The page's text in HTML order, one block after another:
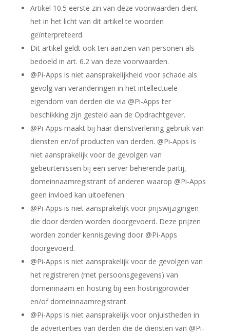
Artikel 10.5 eerste zin van deze voorwaarden dient
het in het licht van dit artikel te woorden
geïnterpreteerd.
Dit artikel geldt ook ten aanzien van personen als
bedoeld in art. 6.2 van deze voorwaarden.
@Pi-Apps is niet aansprakelijkheid voor schade als
gevolg van veranderingen in het intellectuele
eigendom van derden die via @Pi-Apps ter
beschikking zijn gesteld aan de Opdrachtgever.
@Pi-Apps maakt bij haar dienstverlening gebruik van
diensten en/of producten van derden. @Pi-Apps is
niet aansprakelijk voor de gevolgen van
gebeurtenissen bij een server beherende partij,
domeinnaamregistrant of anderen waarop @Pi-Apps
geen invloed kan uitoefenen.
@Pi-Apps is niet aansprakelijk voor prijswijzigingen
die door derden worden doorgevoerd. Deze prijzen
worden zonder kennisgeving door @Pi-Apps
doorgevoerd.
@Pi-Apps is niet aansprakelijk voor de gevolgen van
het registreren (met persoonsgegevens) van
domeinnaam en hosting bij een hostingprovider
en/of domeinnaamregistrant.
@Pi-Apps is niet aansprakelijk voor onjuistheden in
de advertenties van derden die de diensten van @Pi-